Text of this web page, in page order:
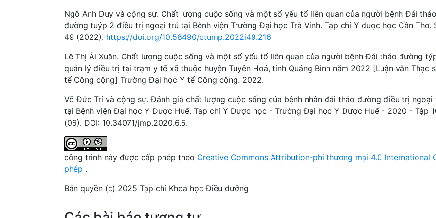
Ngô Anh Duy và cộng sự. Chất lượng cuộc sống và một số yếu tố liên quan của người bệnh Đái tháo
đường tuýp 2 điều trị ngoại trú tại Bệnh viện Trường Đại học Trà Vinh. Tạp chí Y duọc học Cần Thơ.
49 (2022). https://doi.org/10.58490/ctump.2022i49.216
Lê Thị Ái Xuân. Chất lượng cuộc sống và một số yếu tố liên quan của người bệnh Đái tháo đường
quản lý điều trị tại trạm y tế xã thuộc huyện Tuyên Hoá, tỉnh Quảng Bình năm 2022 [Luận văn Thạc
tế Công cộng] Trường Đại học Y tế Công cộng. 2022.
Võ Đức Trí và cộng sự. Đánh giá chất lượng cuộc sống của bệnh nhân đái tháo đường điều trị ngoại
tại Bệnh viện Đại học Y Dược Huế. Tạp chí Y Dược học - Trường Đại học Y Dược Huế - 2020 - Tập
(06). DOI: 10.34071/jmp.2020.6.5.
công trình này được cấp phép theo Creative Commons Attribution-phi thương mại 4.0 International
phép .
Bản quyền (c) 2025 Tạp chí Khoa học Điều dưỡng